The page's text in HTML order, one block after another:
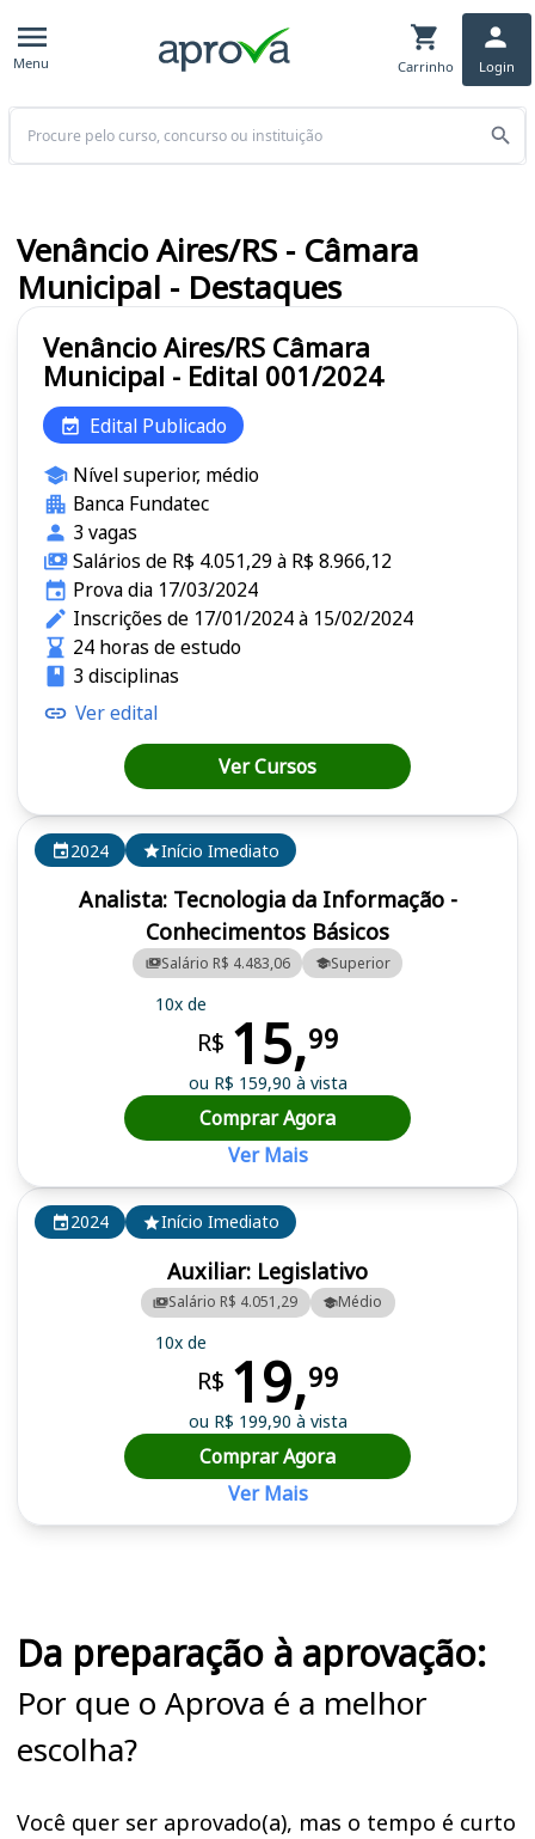
Menu Carrinho Login
Buscar
2024 Início Imediato
Auxiliar: Legislativo
Salário R$ 4.051,29 Médio
10x de
R$ 19,99
ou R$ 199,90 à vista
Comprar Agora
Ver Mais
2024 Início Imediato
Analista: Tecnologia da Informação -
Conhecimentos Básicos
Salário R$ 4.483,06 Superior
10x de
R$ 15,99
ou R$ 159,90 à vista
Comprar Agora
Ver Mais
Venâncio Aires/RS Câmara
Municipal - Edital 001/2024
Edital Publicado
Nível superior, médio
Banca Fundatec
3 vagas
Salários de R$ 4.051,29 à R$ 8.966,12
Prova dia 17/03/2024
Inscrições de 17/01/2024 à 15/02/2024
24 horas de estudo
3 disciplinas
Ver edital
Ver Cursos
Venâncio Aires/RS - Câmara
Municipal - Destaques
Da preparação à aprovação:
Por que o Aprova é a melhor
escolha?
Você quer ser aprovado(a), mas o tempo é curto